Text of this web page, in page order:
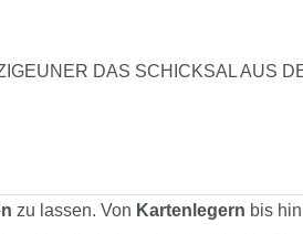
DAS SCHICKSAL AUS
zu lassen. Von Kartenlegern bis